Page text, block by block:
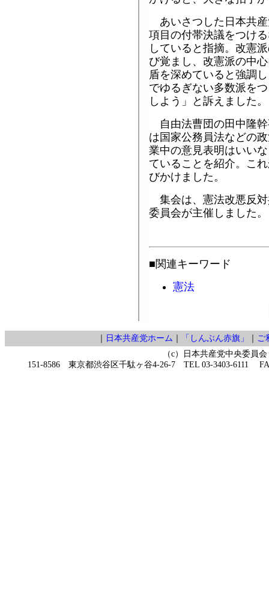
あいさつした日本共
項目の付帯決議をつけ
していると指摘。改憲
び覚まし、改憲派の中
盾を深めていると強調
でゆるぎない多数派を
しよう」と訴えました。
自由法曹団の田中隆
は国家公務員法などの
業中の意見表明はいい
ていることを紹介。こ
びかけました。
集会は、憲法改悪反
委員会が主催しました。
■関連キーワード
憲法
日本共産党ホーム 「しんぶん赤旗」
ご
（c）日本共産党中央委員会
151-8586 東京都渋谷区千駄ヶ谷4-26-7 TEL 03-3403-6111